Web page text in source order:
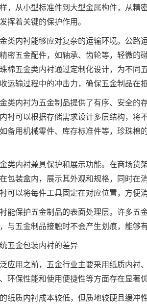
，从小型标准件到大型金属构件，从
挥着关键的保护作用。
类内衬能够应对复杂的运输环境。公路
密五金配件，如轴承、齿轮等，轻微
棉五金类内衬通过定制化设计，为不
运输过程中的冲击力，确保五金制品在
类内衬为五金制品提供了有序、安全
衬可以根据存储需求设计多层结构，
备用机械零件、库存标准件等，珍珠
类内衬兼具保护和展示功能。在商场
包装盒内，展示其外观和规格，同时在
可以将每件工具固定在对应位置，方便
能保护五金制品的表面处理层。许多
与五金制品接触时不会产生划痕，能够
五金包装内衬的差异
应用之前，五金行业主要采用纸质内
环保性能和使用便捷性等方面存在显著优
纸质内衬成本较低，但质地较硬且缓